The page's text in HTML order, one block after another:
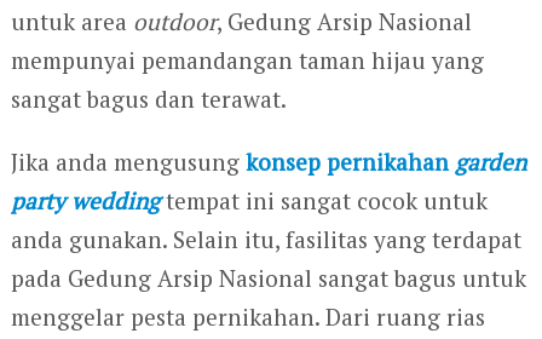
untuk area outdoor, Gedung Arsip Nasional
mempunyai pemandangan taman hijau yang
sangat bagus dan terawat.
Jika anda mengusung konsep pernikahan garden
party weddingtempat ini sangat cocok untuk
anda gunakan. Selain itu, fasilitas yang terdapat
pada Gedung Arsip Nasional sangat bagus untuk
menggelar pesta pernikahan. Dari ruang rias